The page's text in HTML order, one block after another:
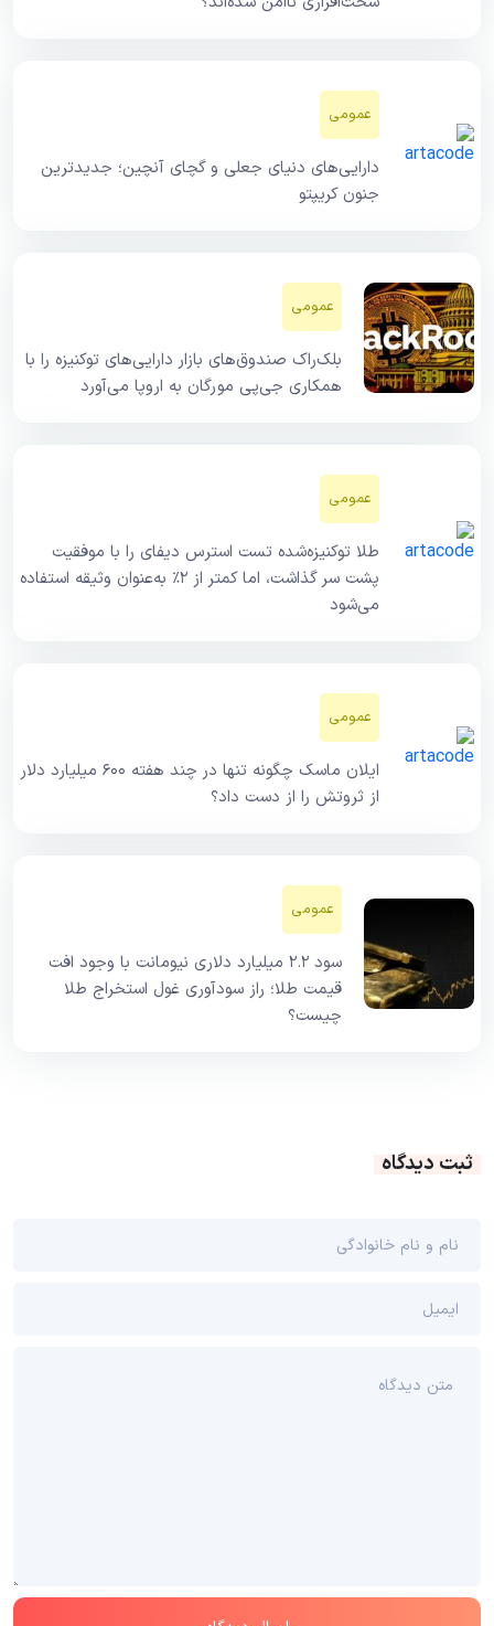
عمومی
دارایی‌های دنیای جعلی و گچای آنچین؛ جدیدترین
جنون کریپتو
عمومی
بلک‌راک صندوق‌های بازار دارایی‌های توکنیزه را با
همکاری جی‌پی مورگان به اروپا می‌آورد
عمومی
طلا توکنیزه‌شده تست استرس دیفای را با موفقیت
پشت سر گذاشت، اما کمتر از ۲٪ به‌عنوان وثیقه استفاده
می‌شود
عمومی
ایلان ماسک چگونه تنها در چند هفته ۶۰۰ میلیارد دلار
از ثروتش را از دست داد؟
عمومی
سود ۲.۲ میلیارد دلاری نیومانت با وجود افت
قیمت طلا؛ راز سودآوری غول استخراج طلا
چیست؟
ثبت دیدگاه